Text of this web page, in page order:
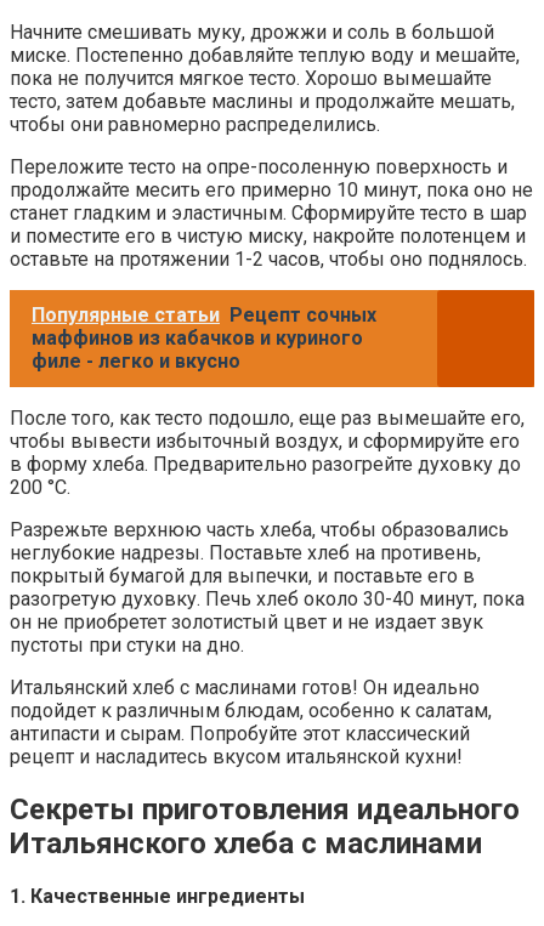
Начните смешивать муку, дрожжи и соль в большой
миске. Постепенно добавляйте теплую воду и мешайте,
пока не получится мягкое тесто. Хорошо вымешайте
тесто, затем добавьте маслины и продолжайте мешать,
чтобы они равномерно распределились.
Переложите тесто на опре-посоленную поверхность и
продолжайте месить его примерно 10 минут, пока оно не
станет гладким и эластичным. Сформируйте тесто в шар
и поместите его в чистую миску, накройте полотенцем и
оставьте на протяжении 1-2 часов, чтобы оно поднялось.
Популярные статьи Рецепт сочных
маффинов из кабачков и куриного
филе - легко и вкусно
После того, как тесто подошло, еще раз вымешайте его,
чтобы вывести избыточный воздух, и сформируйте его
в форму хлеба. Предварительно разогрейте духовку до
200 °C.
Разрежьте верхнюю часть хлеба, чтобы образовались
неглубокие надрезы. Поставьте хлеб на противень,
покрытый бумагой для выпечки, и поставьте его в
разогретую духовку. Печь хлеб около 30-40 минут, пока
он не приобретет золотистый цвет и не издает звук
пустоты при стуки на дно.
Итальянский хлеб с маслинами готов! Он идеально
подойдет к различным блюдам, особенно к салатам,
антипасти и сырам. Попробуйте этот классический
рецепт и насладитесь вкусом итальянской кухни!
Секреты приготовления идеального
Итальянского хлеба с маслинами
1. Качественные ингредиенты